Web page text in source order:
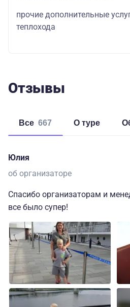
прочие дополнительные
теплохода
Отзывы
Все 667 о туре
Юлия
об организаторе
Спасибо организаторам и
все было супер!